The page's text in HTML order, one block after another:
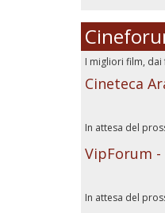
I migliori film, dai
Cineteca
In attesa del
VipForum
In attesa del